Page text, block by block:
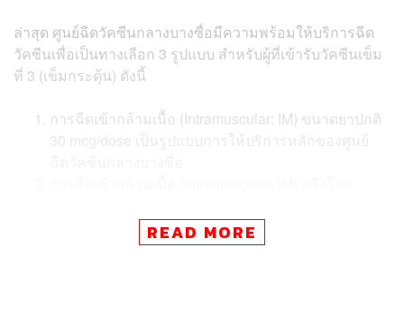
ล่าสุด ศูนย์ฉีดวัคซีนกลางบางซื่อมีความพร้อมให้บริการฉีด
วัคซีนเพื่อเป็นทางเลือก 3 รูปแบบ สำหรับผู้ที่เข้ารับวัคซีนเข็ม
ที่ 3 (เข็มกระตุ้น) ดังนี้
การฉีดเข้ากล้ามเนื้อ (Intramuscular: IM) ขนาดยาปกติ
30 mcg/dose เป็นรูปแบบการให้บริการหลักของศูนย์
การฉีดเข้าชั้นผิวหนัง (Intradermal: ID) ขนาดยา 10
READ MORE